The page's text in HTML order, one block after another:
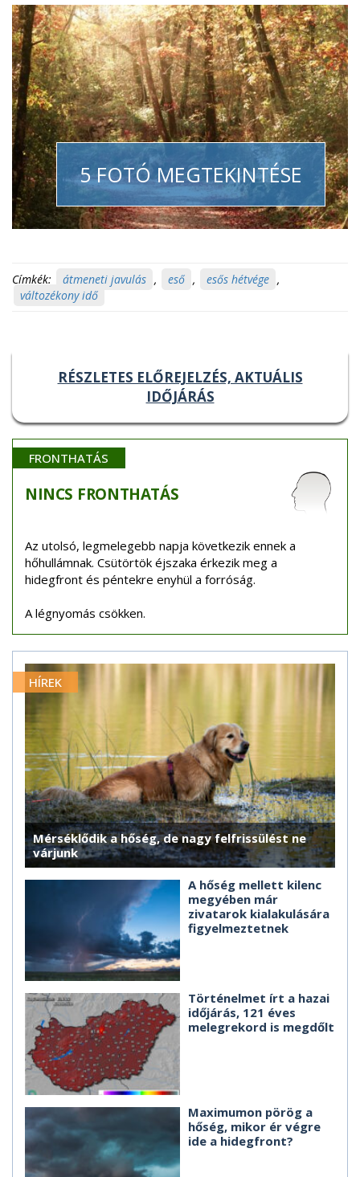
5 FOTÓ MEGTEKINTÉSE
Címkék: átmeneti javulás , eső , esős hétvége ,
változékony idő
RÉSZLETES ELŐREJELZÉS, AKTUÁLIS
IDŐJÁRÁS
FRONTHATÁS
NINCS FRONTHATÁS
Az utolsó, legmelegebb napja következik ennek a
hőhullámnak. Csütörtök éjszaka érkezik meg a
hidegfront és péntekre enyhül a forróság.
A légnyomás csökken.
HÍREK
Mérséklődik a hőség, de nagy felfrissülést ne
várjunk
A hőség mellett kilenc
megyében már
zivatarok kialakulására
figyelmeztetnek
Történelmet írt a hazai
időjárás, 121 éves
melegrekord is megdőlt
Maximumon pörög a
hőség, mikor ér végre
ide a hidegfront?